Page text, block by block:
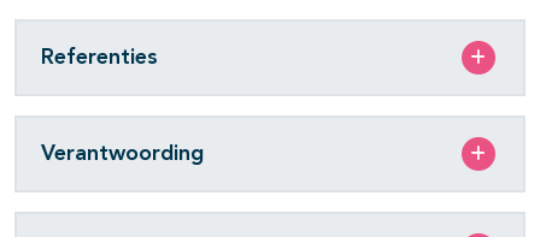
Referenties
Verantwoording